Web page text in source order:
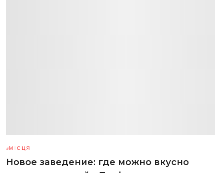
МІСЦЯ
Новое заведение: где можно вкусно